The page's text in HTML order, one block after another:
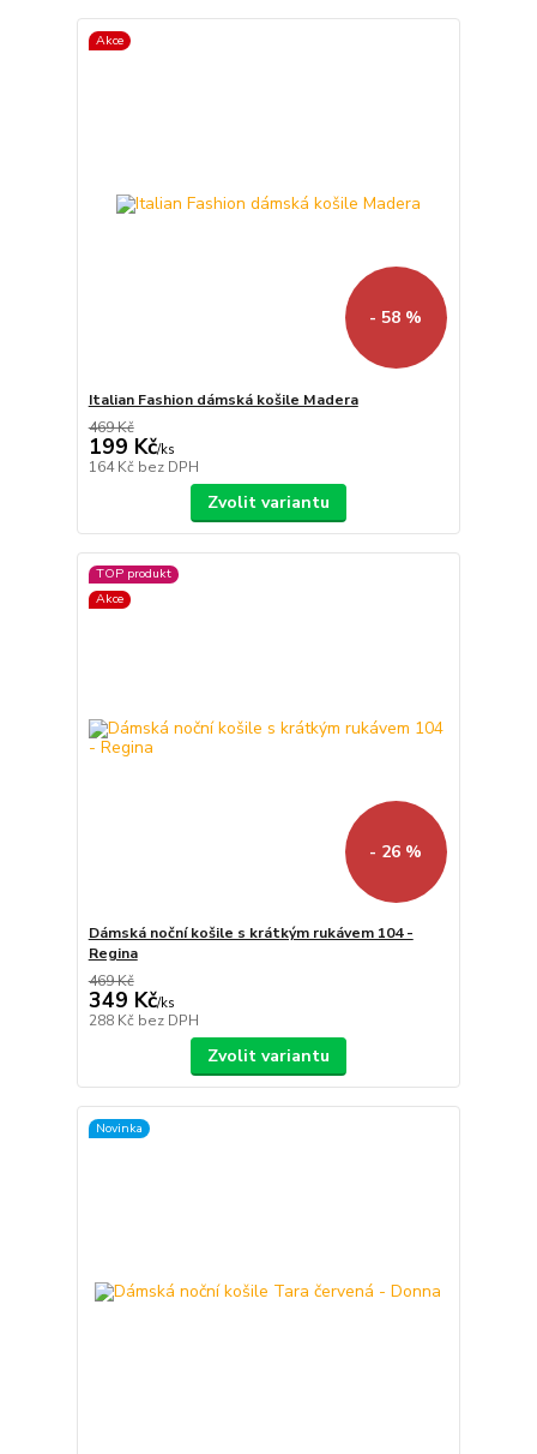
Akce
- 58 %
Italian Fashion dámská košile Madera
469 Kč
199 Kč/ks
164 Kč bez DPH
Zvolit variantu
TOP produkt
Akce
- 26 %
Dámská noční košile s krátkým rukávem 104 -
Regina
469 Kč
349 Kč/ks
288 Kč bez DPH
Zvolit variantu
Novinka